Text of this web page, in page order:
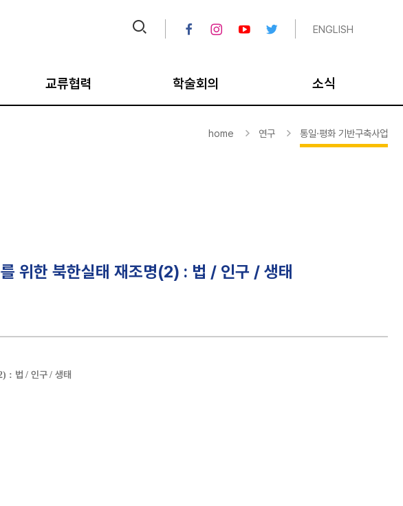
교류협력 학술회의
평화학 포럼/세미나
소식
채용공고
종료 사업
ENGLISH
home 연구 통일·평화 기반구축사업
위한 북한실태 재조명(2) : 법 / 인구 / 생태
: 법 / 인구 / 생태